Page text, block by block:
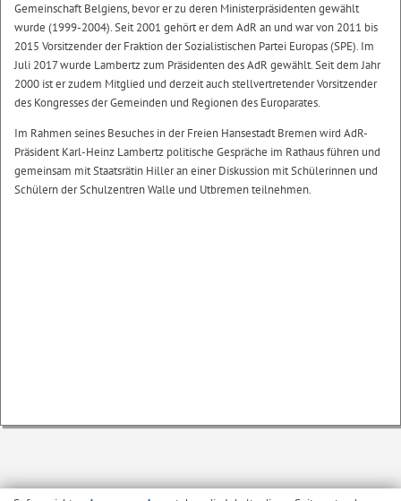
Gemeinschaft Belgiens, bevor er zu deren Ministerpräsidenten gewählt
wurde (1999-2004). Seit 2001 gehört er dem AdR an und war von 2011 bis
2015 Vorsitzender der Fraktion der Sozialistischen Partei Europas (SPE). Im
Juli 2017 wurde Lambertz zum Präsidenten des AdR gewählt. Seit dem Jahr
2000 ist er zudem Mitglied und derzeit auch stellvertretender Vorsitzender
des Kongresses der Gemeinden und Regionen des Europarates.
Im Rahmen seines Besuches in der Freien Hansestadt Bremen wird AdR-
Präsident Karl-Heinz Lambertz politische Gespräche im Rathaus führen und
gemeinsam mit Staatsrätin Hiller an einer Diskussion mit Schülerinnen und
Schülern der Schulzentren Walle und Utbremen teilnehmen.